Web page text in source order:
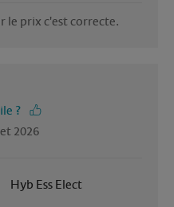
le prix c'est correcte.
?
2026
Hyb Ess Elect